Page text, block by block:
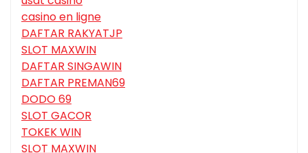
casino en ligne
DAFTAR RAKYATJP
SLOT MAXWIN
DAFTAR SINGAWIN
DAFTAR PREMAN69
DODO 69
SLOT GACOR
TOKEK WIN
SLOT MAXWIN